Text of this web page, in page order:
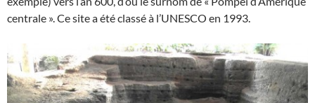
centrale ». Ce site a été classé à l’UNESCO en 1993.